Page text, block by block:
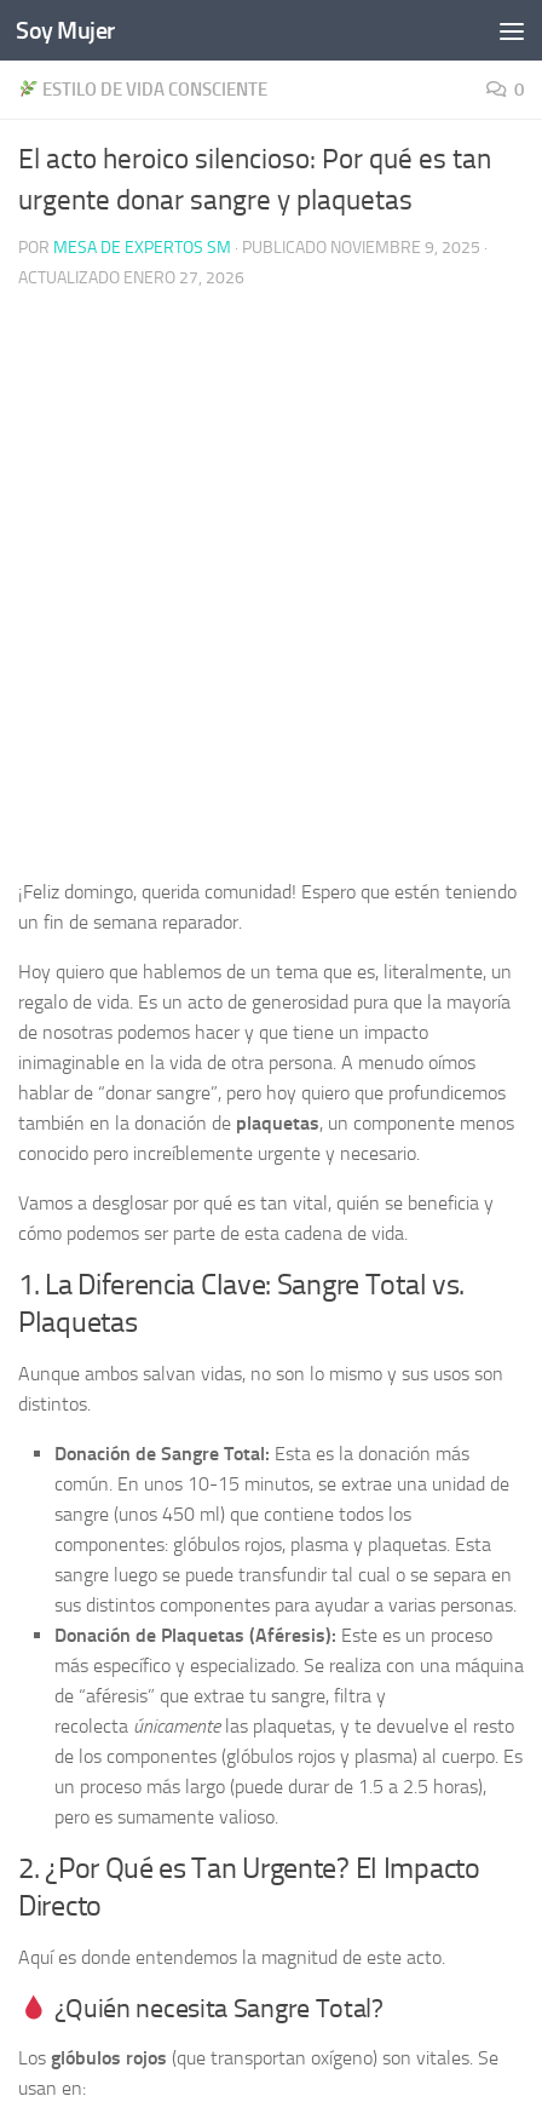
Bajo el contenido
Soy Mujer
ESTILO DE VIDA CONSCIENTE 0
El acto heroico silencioso: Por qué es tan
urgente donar sangre y plaquetas
POR MESA DE EXPERTOS SM · PUBLICADO NOVIEMBRE 9, 2025 ·
ACTUALIZADO ENERO 27, 2026
¡Feliz domingo, querida comunidad! Espero que estén teniendo
un fin de semana reparador.
Hoy quiero que hablemos de un tema que es, literalmente, un
regalo de vida. Es un acto de generosidad pura que la mayoría
de nosotras podemos hacer y que tiene un impacto
inimaginable en la vida de otra persona. A menudo oímos
hablar de “donar sangre”, pero hoy quiero que profundicemos
también en la donación de plaquetas, un componente menos
conocido pero increíblemente urgente y necesario.
Vamos a desglosar por qué es tan vital, quién se beneficia y
cómo podemos ser parte de esta cadena de vida.
1. La Diferencia Clave: Sangre Total vs.
Plaquetas
Aunque ambos salvan vidas, no son lo mismo y sus usos son
distintos.
Donación de Sangre Total: Esta es la donación más
común. En unos 10-15 minutos, se extrae una unidad de
sangre (unos 450 ml) que contiene todos los
componentes: glóbulos rojos, plasma y plaquetas. Esta
sangre luego se puede transfundir tal cual o se separa en
sus distintos componentes para ayudar a varias personas.
Donación de Plaquetas (Aféresis): Este es un proceso
más específico y especializado. Se realiza con una máquina
de “aféresis” que extrae tu sangre, filtra y
recolecta únicamentelas plaquetas, y te devuelve el resto
de los componentes (glóbulos rojos y plasma) al cuerpo. Es
un proceso más largo (puede durar de 1.5 a 2.5 horas),
pero es sumamente valioso.
2. ¿Por Qué es Tan Urgente? El Impacto
Directo
Aquí es donde entendemos la magnitud de este acto.
¿Quién necesita Sangre Total?
Los glóbulos rojos (que transportan oxígeno) son vitales. Se
usan en: